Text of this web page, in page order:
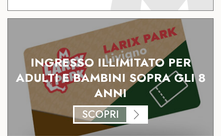
INGRESSO ILLIMITATO PER
ADULTI E BAMBINI SOPRA GLI 8
ANNI
SCOPRI